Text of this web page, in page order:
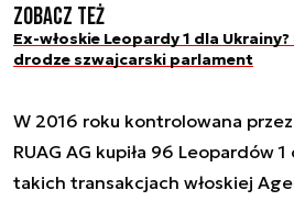
Zobacz też
Ex-włoskie Leopardy 1 dla Ukrainy?
drodze szwajcarski parlament
W 2016 roku kontrolowana
RUAG AG kupiła 96 Leopardów
takich transakcjach włoskiej